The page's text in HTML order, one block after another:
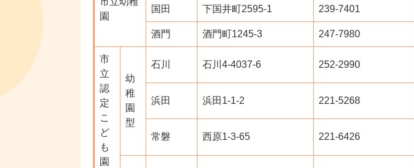
園
国田 下国井町2595-1 239-7401
酒門 酒門町1245-3 247-7980
市
立
認
定
こ
ど
も
園
幼
稚
園
型
石川 石川4-4037-6 252-2990
浜田 浜田1-1-2 221-5268
常磐 西原1-3-65 221-6426